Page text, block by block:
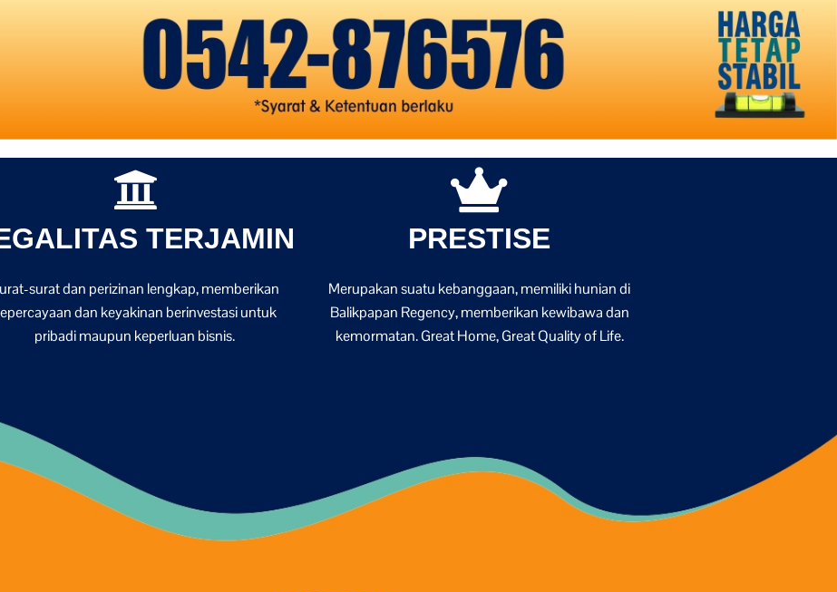
TERJAMIN
surat dan perizinan lengkap, memberikan
dan keyakinan berinvestasi untuk
pribadi maupun keperluan bisnis.
PRESTISE
Merupakan suatu kebanggaan, memiliki hunian di
Balikpapan Regency, memberikan kewibawa dan
kemormatan. Great Home, Great Quality of Life.